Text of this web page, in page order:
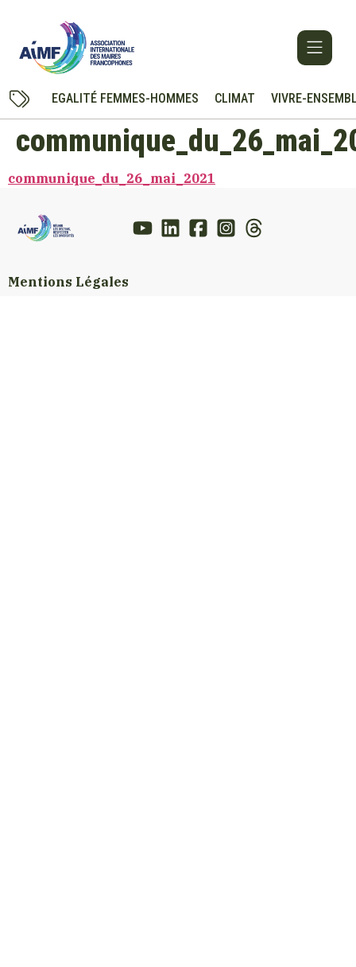
EGALITÉ FEMMES-HOMMES CLIMAT VIVRE-
communique_du_26_mai_2021
Mentions Légales